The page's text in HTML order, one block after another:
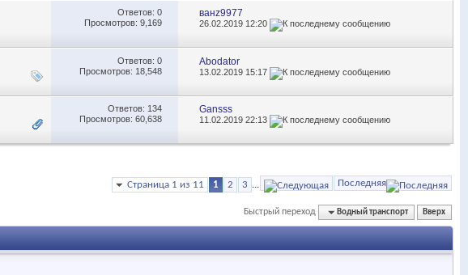
Ответов: 0
Просмотров: 9,169
ванz9977
26.02.201912:20
Ответов: 0
Просмотров: 18,548
Abodator
13.02.2019 15:17
Ответов: 134
Просмотров: 60,638
Gansss
11.02.201922:13
Страница 1 из 11 1 2 3 ... Последняя
Быстрый переход Водный транспорт Вверх